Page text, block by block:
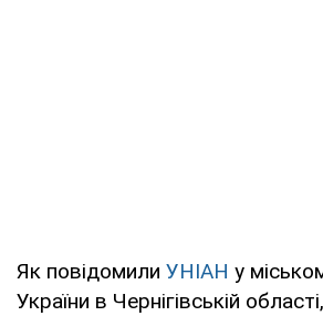
Як повідомили УНІАН у
України в Чернігівській